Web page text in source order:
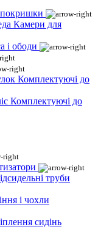
Камери для
і ободи
Комплектуючі до
Комплектуючі до
труби
і чохли
сидінь